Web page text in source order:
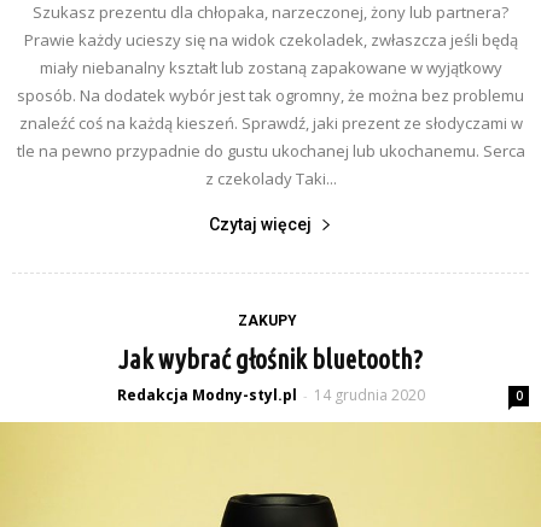
Szukasz prezentu dla chłopaka, narzeczonej, żony lub partnera?
Prawie każdy ucieszy się na widok czekoladek, zwłaszcza jeśli będą
miały niebanalny kształt lub zostaną zapakowane w wyjątkowy
sposób. Na dodatek wybór jest tak ogromny, że można bez problemu
znaleźć coś na każdą kieszeń. Sprawdź, jaki prezent ze słodyczami w
tle na pewno przypadnie do gustu ukochanej lub ukochanemu. Serca
z czekolady Taki...
Czytaj więcej
ZAKUPY
Jak wybrać głośnik bluetooth?
Redakcja Modny-styl.pl - 14 grudnia 2020 0